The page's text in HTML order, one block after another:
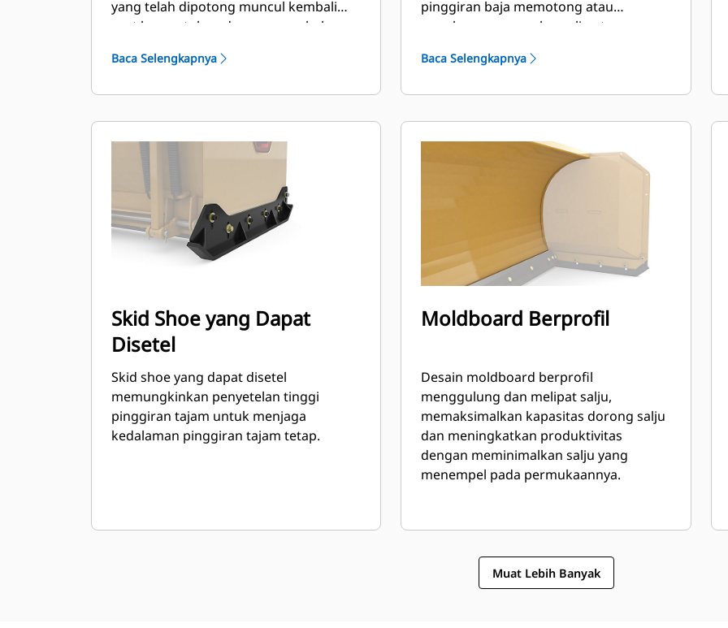
yang telah dipotong muncul kembali
saat bersentuhan dengan penghalang
meminimalkan risiko kerusakan pada
tersedia dalam ukuran 2,6 m (8 ft), 3,2 m
(10 ft), dan 3,8 m (12 ft) yang sesuai
dengan semua model yang
memanfaatkan Skid Steer Coupler.
Baca Selengkapnya
pinggiran baja memotong atau
membuang gumpalan salju atau es
Baca Selengkapnya
Skid Shoe yang Dapat
Disetel
Skid shoe yang dapat disetel
memungkinkan penyetelan tinggi
pinggiran tajam untuk menjaga
kedalaman pinggiran tajam tetap.
Moldboard Berprofil
Desain moldboard berprofil
menggulung dan melipat salju,
memaksimalkan kapasitas dorong salju
dan meningkatkan produktivitas
dengan meminimalkan salju yang
menempel pada permukaannya.
Muat Lebih Banyak